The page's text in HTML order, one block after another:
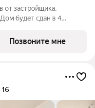
от застройщика.
будет сдан в 4
квартира
Позвоните мне
16